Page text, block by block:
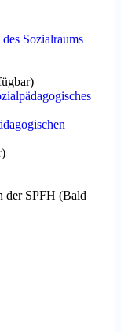
Sozialraums
)
)
der SPFH (Bald